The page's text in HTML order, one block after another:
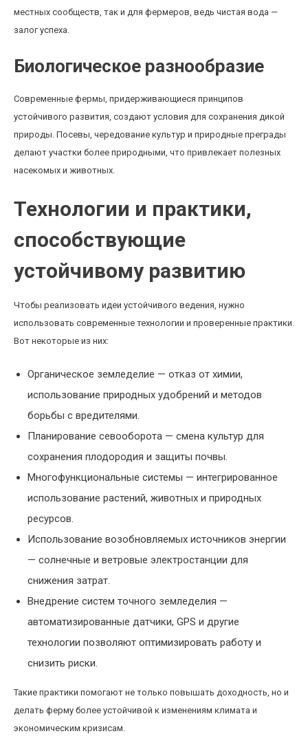
местных сообществ, так и для фермеров, ведь чистая вода —
залог успеха.
Биологическое разнообразие
Современные фермы, придерживающиеся принципов
устойчивого развития, создают условия для сохранения дикой
природы. Посевы, чередование культур и природные преграды
делают участки более природными, что привлекает полезных
насекомых и животных.
Технологии и практики,
способствующие
устойчивому развитию
Чтобы реализовать идеи устойчивого ведения, нужно
использовать современные технологии и проверенные практики.
Вот некоторые из них:
Органическое земледелие — отказ от химии,
использование природных удобрений и методов
борьбы с вредителями.
Планирование севооборота — смена культур для
сохранения плодородия и защиты почвы.
Многофункциональные системы — интегрированное
использование растений, животных и природных
ресурсов.
Использование возобновляемых источников энергии
— солнечные и ветровые электростанции для
снижения затрат.
Внедрение систем точного земледелия —
автоматизированные датчики, GPS и другие
технологии позволяют оптимизировать работу и
снизить риски.
Такие практики помогают не только повышать доходность, но и
делать ферму более устойчивой к изменениям климата и
экономическим кризисам.